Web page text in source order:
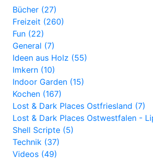
Bücher (27)
Freizeit (260)
Fun (22)
General (7)
Ideen aus Holz (55)
Imkern (10)
Indoor Garden (15)
Kochen (167)
Lost & Dark Places Ostfriesland (7)
Lost & Dark Places Ostwestfalen -
Shell Scripte (5)
Technik (37)
Videos (49)